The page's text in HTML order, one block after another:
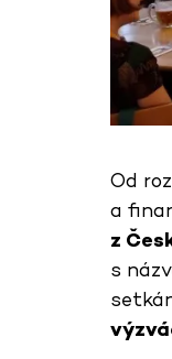
Od
a
z
s